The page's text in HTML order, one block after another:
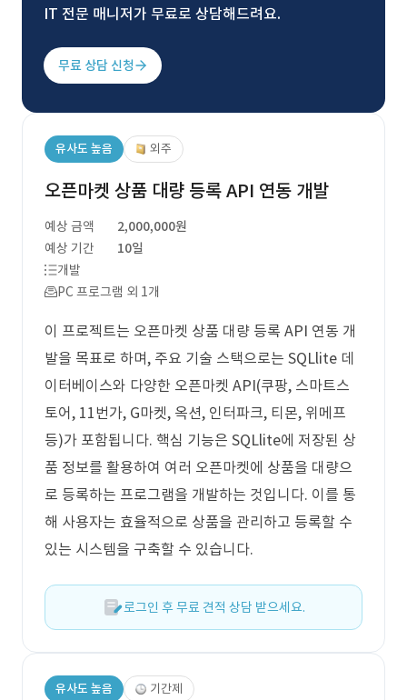
IT 전문 매니저가 무료로 상담해드려요.
무료 상담 신청
유사도 높음 외주
오픈마켓 상품 대량 등록 API 연동 개발
예상 금액
2,000,000원
예상 기간
10일
개발
PC 프로그램 외 1개
이 프로젝트는 오픈마켓 상품 대량 등록 API 연동 개
발을 목표로 하며, 주요 기술 스택으로는 SQLlite 데
이터베이스와 다양한 오픈마켓 API(쿠팡, 스마트스
토어, 11번가, G마켓, 옥션, 인터파크, 티몬, 위메프
등)가 포함됩니다. 핵심 기능은 SQLlite에 저장된 상
품 정보를 활용하여 여러 오픈마켓에 상품을 대량으
로 등록하는 프로그램을 개발하는 것입니다. 이를 통
해 사용자는 효율적으로 상품을 관리하고 등록할 수
있는 시스템을 구축할 수 있습니다.
로그인 후 무료 견적 상담 받으세요.
유사도 높음 기간제